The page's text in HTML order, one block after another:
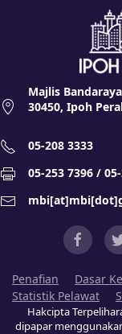
Majlis
30450, Ipoh
05-208 3333
05-253 7396 /
Penafian Dasar
Statistik Pelawat
Hakcipta
dipapar